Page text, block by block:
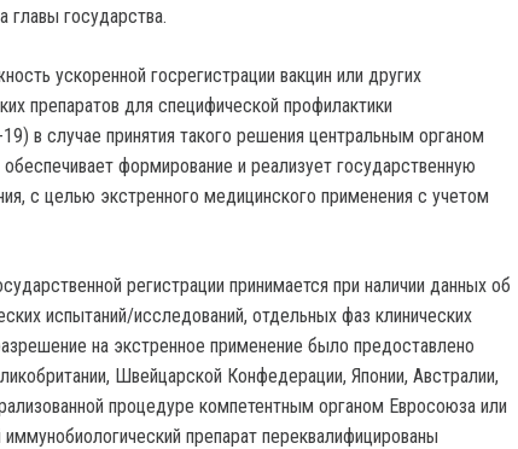
государства.
ускоренной госрегистрации вакцин или других
препаратов для специфической профилактики
в случае принятия такого решения центральным органом
формирование и реализует государственную
с целью экстренного медицинского применения с учетом
регистрации принимается при наличии данных об
испытаний/исследований, отдельных фаз клинических
на экстренное применение было предоставлено
Швейцарской Конфедерации, Японии, Австралии,
процедуре компетентным органом Евросоюза или
препарат переквалифицированы